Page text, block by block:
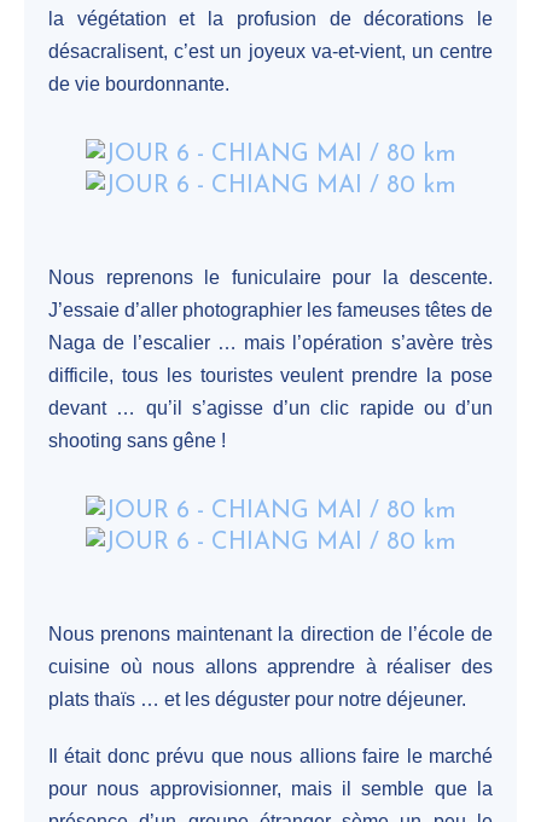
la végétation et la profusion de décorations le
désacralisent, c’est un joyeux va-et-vient, un centre
de vie bourdonnante.
Nous reprenons le funiculaire pour la descente.
J’essaie d’aller photographier les fameuses têtes de
Naga de l’escalier … mais l’opération s’avère très
difficile, tous les touristes veulent prendre la pose
devant … qu’il s’agisse d’un clic rapide ou d’un
shooting sans gêne !
Nous prenons maintenant la direction de l’école de
cuisine où nous allons apprendre à réaliser des
plats thaïs … et les déguster pour notre déjeuner.
Il était donc prévu que nous allions faire le marché
pour nous approvisionner, mais il semble que la